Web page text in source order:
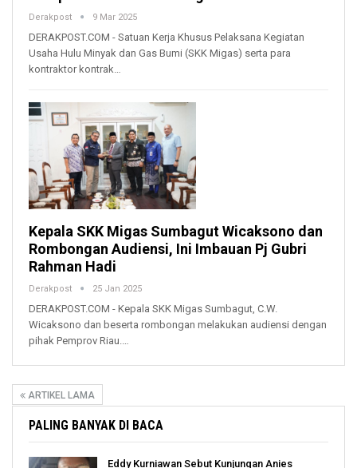
Derakpost 9 Mar 2025
DERAKPOST.COM - Satuan Kerja Khusus Pelaksana Kegiatan
Usaha Hulu Minyak dan Gas Bumi (SKK Migas) serta para
kontraktor kontrak…
Kepala SKK Migas Sumbagut Wicaksono dan
Rombongan Audiensi, Ini Imbauan Pj Gubri
Rahman Hadi
Derakpost 25 Jan 2025
DERAKPOST.COM - Kepala SKK Migas Sumbagut, C.W.
Wicaksono dan beserta rombongan melakukan audiensi dengan
pihak Pemprov Riau.…
ARTIKEL LAMA
PALING BANYAK DI BACA
Eddy Kurniawan Sebut Kunjungan Anies